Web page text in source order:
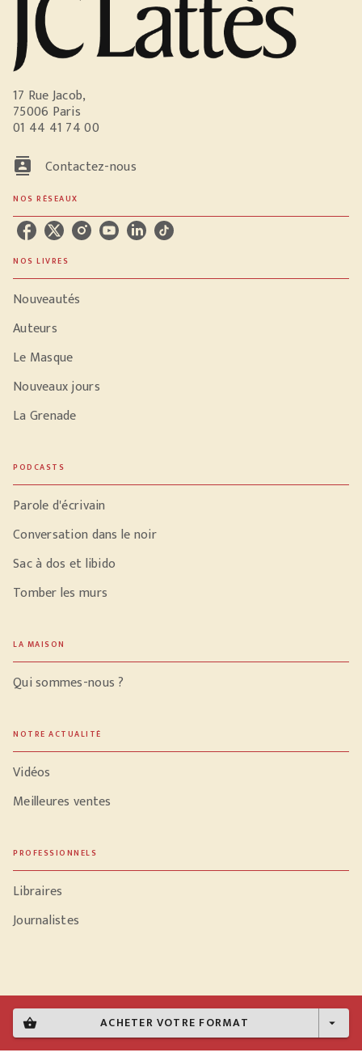
shopping_basket ACHETER VOTRE FORMAT arrow_drop_down
17 Rue Jacob,
75006 Paris
01 44 41 74 00
contacts Contactez-nous
NOS RÉSEAUX
NOS LIVRES
Nouveautés
Auteurs
Le Masque
Nouveaux jours
La Grenade
PODCASTS
Parole d'écrivain
Conversation dans le noir
Sac à dos et libido
Tomber les murs
LA MAISON
Qui sommes-nous ?
NOTRE ACTUALITÉ
Vidéos
Meilleures ventes
PROFESSIONNELS
Libraires
Journalistes
Données personnelles
Paramétrer vos cookies
Mentions légales